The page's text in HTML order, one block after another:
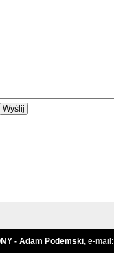
- Adam Podemski, e-mail: